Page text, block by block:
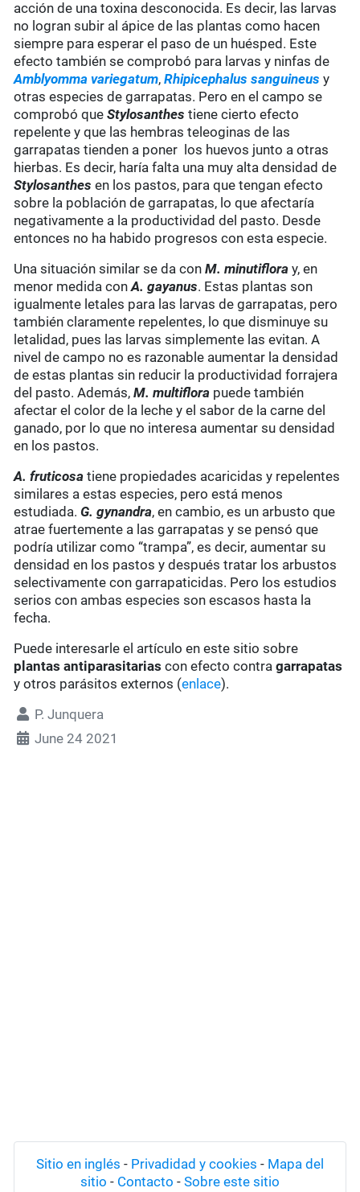
acción de una toxina desconocida. Es decir, las larvas
no logran subir al ápice de las plantas como hacen
siempre para esperar el paso de un huésped. Este
efecto también se comprobó para larvas y ninfas de
Amblyomma variegatum,Rhipicephalus sanguineus y
otras especies de garrapatas. Pero en el campo se
comprobó queStylosanthes tiene cierto efecto
repelente y que las hembras teleoginas de las
garrapatas tienden a poner los huevos junto a otras
hierbas. Es decir, haría falta una muy alta densidad de
Stylosanthes en los pastos, para que tengan efecto
sobre la población de garrapatas, lo que afectaría
negativamente a la productividad del pasto. Desde
entonces no ha habido progresos con esta especie.
Una situación similar se da conM. minutiflora y, en
menor medida conA. gayanus. Estas plantas son
igualmente letales para las larvas de garrapatas, pero
también claramente repelentes, lo que disminuye su
letalidad, pues las larvas simplemente las evitan. A
nivel de campo no es razonable aumentar la densidad
de estas plantas sin reducir la productividad forrajera
del pasto. Además,M. multiflora puede también
afectar el color de la leche y el sabor de la carne del
ganado, por lo que no interesa aumentar su densidad
en los pastos.
A. fruticosa tiene propiedades acaricidas y repelentes
similares a estas especies, pero está menos
estudiada.G. gynandra, en cambio, es un arbusto que
atrae fuertemente a las garrapatas y se pensó que
podría utilizar como “trampa”, es decir, aumentar su
densidad en los pastos y después tratar los arbustos
selectivamente con garrapaticidas. Pero los estudios
serios con ambas especies son escasos hasta la
fecha.
Puede interesarle el artículo en este sitio sobre
plantas antiparasitarias con efecto contragarrapatas
y otros parásitos externos (enlace).
P. Junquera
June 24 2021
Sitio en inglés - Privadidad y cookies - Mapa del
sitio - Contacto - Sobre este sitio